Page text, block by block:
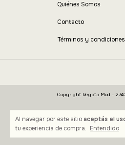
Al navegar por este sitioaceptás el
tu experiencia de compra. Entendido
Quiénes Somos
Contacto
Términos y condiciones
Copyright Regata Mod -